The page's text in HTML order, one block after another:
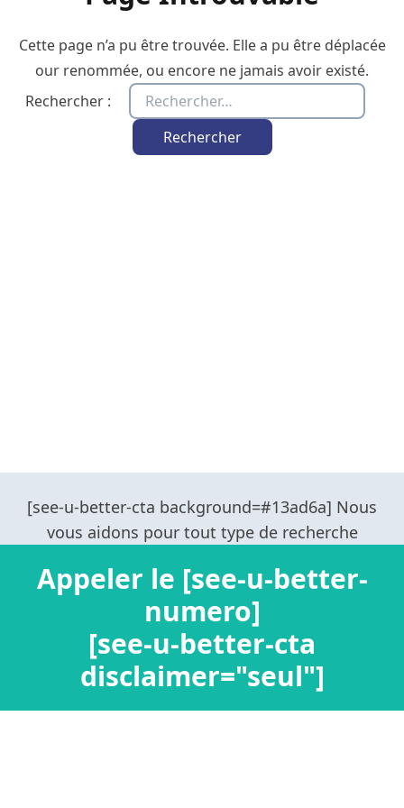
Cette page n’a pu être trouvée. Elle a pu être déplacée
our renommée, ou encore ne jamais avoir existé.
Rechercher :
Appeler le [see-u-better-
numero]
[see-u-better-cta
disclaimer="seul"]